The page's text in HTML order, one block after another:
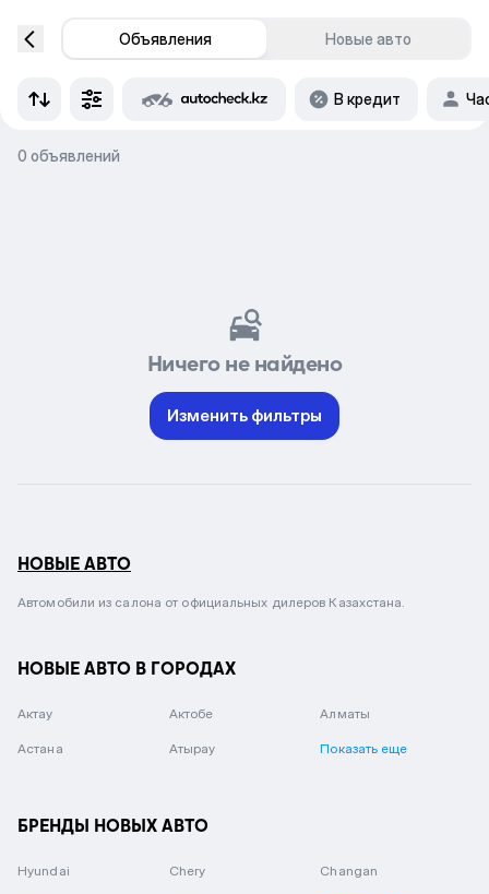
Объявления Новые авто
В кредит
0 объявлений
Ничего не найдено
Изменить фильтры
НОВЫЕ АВТО
Автомобили из салона от официальных дилеров Казахстана.
НОВЫЕ АВТО В ГОРОДАХ
Актау Актобе Алматы
Астана Атырау Показать еще
БРЕНДЫ НОВЫХ АВТО
Hyundai Chery Changan